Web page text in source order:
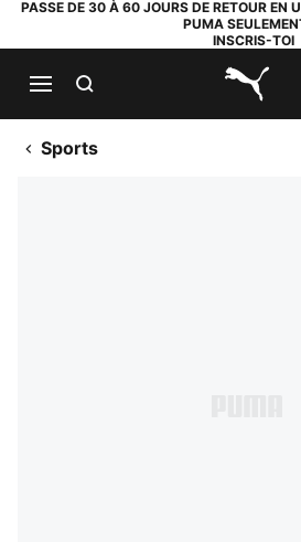
PASSE DE 30 À 60 JOURS DE RETOUR EN
PUMA
INSCRIS-TOI
Sports